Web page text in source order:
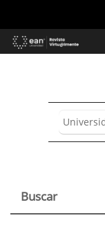
Contenido
principal
Buscar